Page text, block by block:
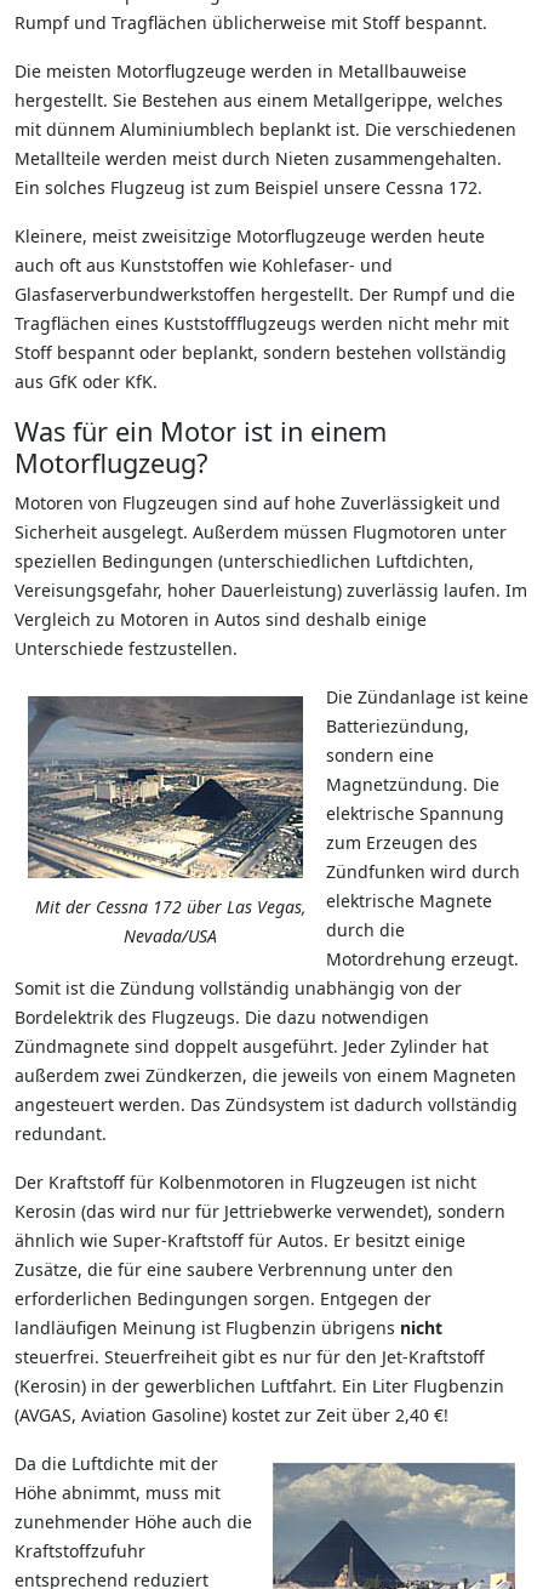
Rumpf und Tragflächen üblicherweise mit Stoff bespannt.
Die meisten Motorflugzeuge werden in Metallbauweise
hergestellt. Sie Bestehen aus einem Metallgerippe, welches
mit dünnem Aluminiumblech beplankt ist. Die verschiedenen
Metallteile werden meist durch Nieten zusammengehalten.
Ein solches Flugzeug ist zum Beispiel unsere Cessna 172.
Kleinere, meist zweisitzige Motorflugzeuge werden heute
auch oft aus Kunststoffen wie Kohlefaser- und
Glasfaserverbundwerkstoffen hergestellt. Der Rumpf und die
Tragflächen eines Kuststoffflugzeugs werden nicht mehr mit
Stoff bespannt oder beplankt, sondern bestehen vollständig
aus GfK oder KfK.
Was für ein Motor ist in einem
Motorflugzeug?
Motoren von Flugzeugen sind auf hohe Zuverlässigkeit und
Sicherheit ausgelegt. Außerdem müssen Flugmotoren unter
speziellen Bedingungen (unterschiedlichen Luftdichten,
Vereisungsgefahr, hoher Dauerleistung) zuverlässig laufen. Im
Vergleich zu Motoren in Autos sind deshalb einige
Unterschiede festzustellen.
Mit der Cessna 172 über Las Vegas,
Nevada/USA
Die Zündanlage ist keine
Batteriezündung,
sondern eine
Magnetzündung. Die
elektrische Spannung
zum Erzeugen des
Zündfunken wird durch
elektrische Magnete
durch die
Motordrehung erzeugt.
Somit ist die Zündung vollständig unabhängig von der
Bordelektrik des Flugzeugs. Die dazu notwendigen
Zündmagnete sind doppelt ausgeführt. Jeder Zylinder hat
außerdem zwei Zündkerzen, die jeweils von einem Magneten
angesteuert werden. Das Zündsystem ist dadurch vollständig
redundant.
Der Kraftstoff für Kolbenmotoren in Flugzeugen ist nicht
Kerosin (das wird nur für Jettriebwerke verwendet), sondern
ähnlich wie Super-Kraftstoff für Autos. Er besitzt einige
Zusätze, die für eine saubere Verbrennung unter den
erforderlichen Bedingungen sorgen. Entgegen der
landläufigen Meinung ist Flugbenzin übrigens nicht
steuerfrei. Steuerfreiheit gibt es nur für den Jet-Kraftstoff
(Kerosin) in der gewerblichen Luftfahrt. Ein Liter Flugbenzin
(AVGAS, Aviation Gasoline) kostet zur Zeit über 2,40 €!
Da die Luftdichte mit der
Höhe abnimmt, muss mit
zunehmender Höhe auch die
Kraftstoffzufuhr
entsprechend reduziert